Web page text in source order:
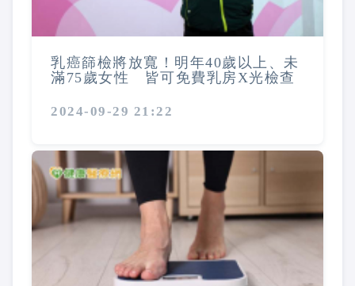
乳癌篩檢將放寬！明年40歲以上、未
滿75歲女性 皆可免費乳房X光檢查
2024-09-29 21:22